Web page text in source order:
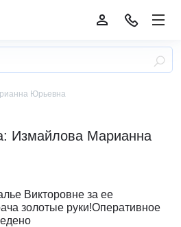
Юрьевна
Измайлова Марианна
Викторовне за ее
золотые руки!Оперативное